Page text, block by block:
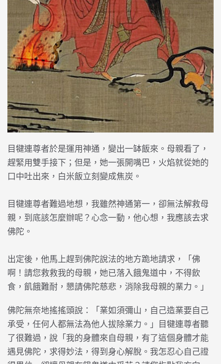
目犍連尊者於是運用神通，變出一缽飯來。母親看了，
趕緊用雙手接下；但是，她一張開嘴巴，火焰就從她的
口中吐出來，白米飯立刻變成焦炭。
目犍連尊者難過地想，我雖然神通第一，卻無法解救母
親，到底該怎麼辦呢？心念一動，他心想，我應該去求
佛陀。
出定後，他馬上趕到佛陀說法的地方跪地請求，「佛
啊！請您救救我的母親，她已落入餓鬼道中，不得飲
食，飢餓難耐，懇請佛陀慈悲，消除我母親的業力。」
佛陀無奈地搖搖頭說：「業如須彌山，自己造業要自己
承受，任何人都無法為他人拔除業力。」目犍連尊者聽
了很難過，說「我的身體來自母親，有了這個身體才能
遇見佛陀，求得妙法，得到身心解脫。我怎忍心自己證